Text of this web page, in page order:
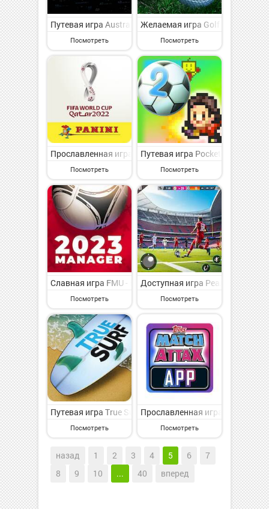
Путевая игра Australian Open Game на Андроид -
Посмотреть
Желаемая игра Golf Master 3D
Посмотреть
Прославленная игра Panini Sticker Album на Андроид
Посмотреть
Путевая игра Pocket League
Посмотреть
Славная игра FMU - Football Manager Game на
Посмотреть
Доступная игра Реални
Посмотреть
Путевая игра True Surf на Андроид - представляющая
Посмотреть
Прославленная игра Match
Посмотреть
назад 1 2 3 4 5 6
7
8
9 10 ... 40 вперед